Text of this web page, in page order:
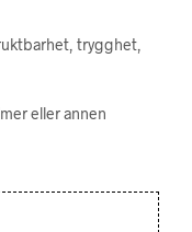
trygghet,
eller annen